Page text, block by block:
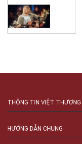
THÔNG TIN VIỆT THƯƠNG
HƯỚNG DẪN CHUNG